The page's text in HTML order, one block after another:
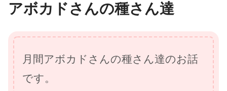
アボカドさんの種さん達
月間アボカドさんの種さん達のお話
です。